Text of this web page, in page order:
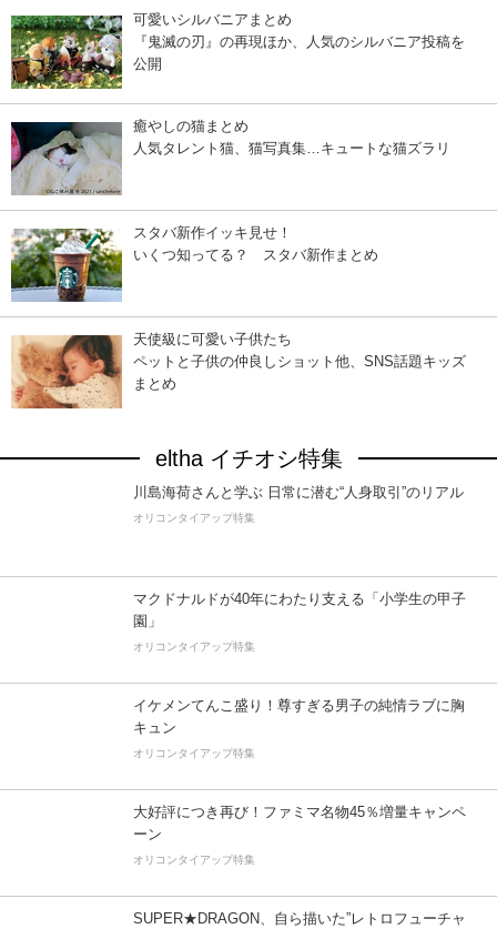
可愛いシルバニアまとめ
『鬼滅の刃』の再現ほか、人気のシルバニア投稿を
公開
癒やしの猫まとめ
人気タレント猫、猫写真集…キュートな猫ズラリ
スタバ新作イッキ見せ！
いくつ知ってる？ スタバ新作まとめ
天使級に可愛い子供たち
ペットと子供の仲良しショット他、SNS話題キッズ
まとめ
eltha イチオシ特集
川島海荷さんと学ぶ 日常に潜む“人身取引”のリアル
オリコンタイアップ特集
マクドナルドが40年にわたり支える「小学生の甲子
園」
オリコンタイアップ特集
イケメンてんこ盛り！尊すぎる男子の純情ラブに胸
キュン
オリコンタイアップ特集
大好評につき再び！ファミマ名物45％増量キャンペ
ーン
オリコンタイアップ特集
SUPER★DRAGON、自ら描いた”レトロフューチャ